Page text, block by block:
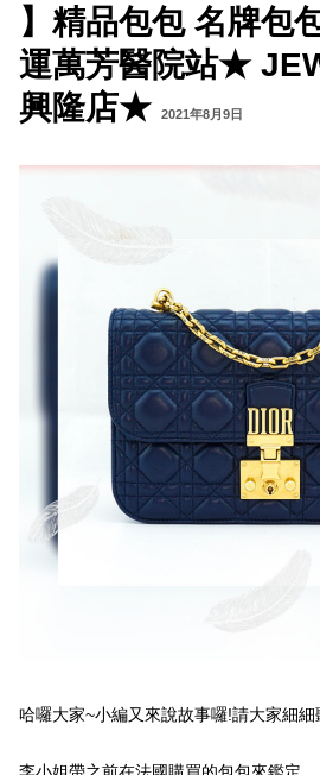
】精品包包 名牌包
運萬芳醫院站★
興隆店★
2021年8月9日
哈囉大家~小編又來說故事囉!請大家細細